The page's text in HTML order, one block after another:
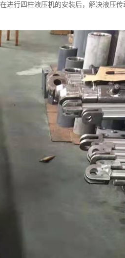
进行四柱液压机的安装后，解决液压